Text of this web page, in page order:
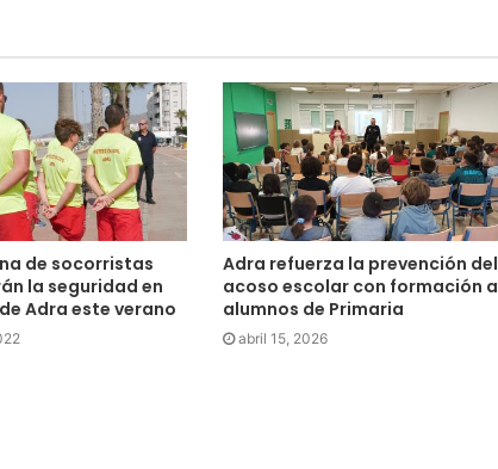
de socorristas
la seguridad en
Adra este verano
Adra refuerza la prevención del
acoso escolar con formación a
alumnos de Primaria
abril 15, 2026